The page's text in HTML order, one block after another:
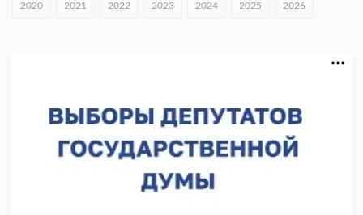
06.08.2026 15:26
Видели ночь, бежали всю ночь... На Нижневолжской
набережной прошел необычный забег
2020 2021 2022 2023 2024 2025 2026